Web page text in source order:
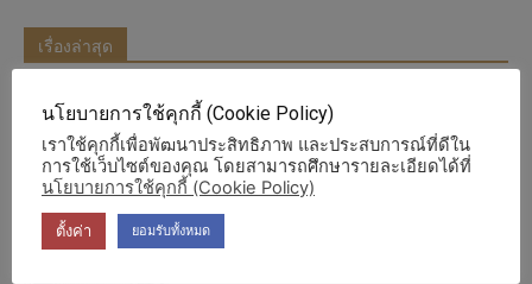
เรื่องล่าสุด
ข่าวประชาสัมพันธ์และ
กิจกรรม
การประชุมร่วมกับคณะทำงานติดตาม
นโยบายและข้อสั่งการสำคัญของรัฐมนตรี
ช่วยว่าการกระทรวงเกษตรและสหกรณ์ (นาย
วัชระพล ขาวขำ)
7 สิงหาคม 2026
กิจกรรม CSR “แบ่งฝัน ปันรักกับนมไทย-
นโยบายการใช้คุกกี้ (Cookie Policy)
เราใช้คุกกี้เพื่อพัฒนาประสิทธิภาพ และประสบการณ์ที่ดีใน
การใช้เว็บไซต์ของคุณ โดยสามารถศึกษารายละเอียดได้ที่
นโยบายการใช้คุกกี้ (Cookie Policy)
ตั้งค่า ยอมรับทั้งหมด